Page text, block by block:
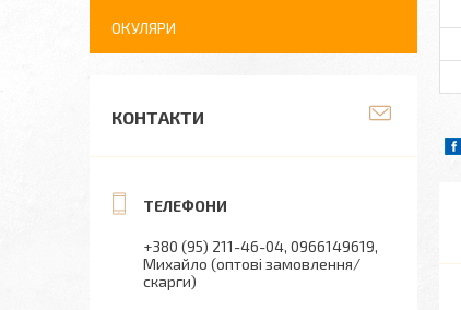
ОКУЛЯРИ
КОНТАКТИ
+380 (95) 211-46-04 0966149619
Михайло (оптові замовлення/
скарги)